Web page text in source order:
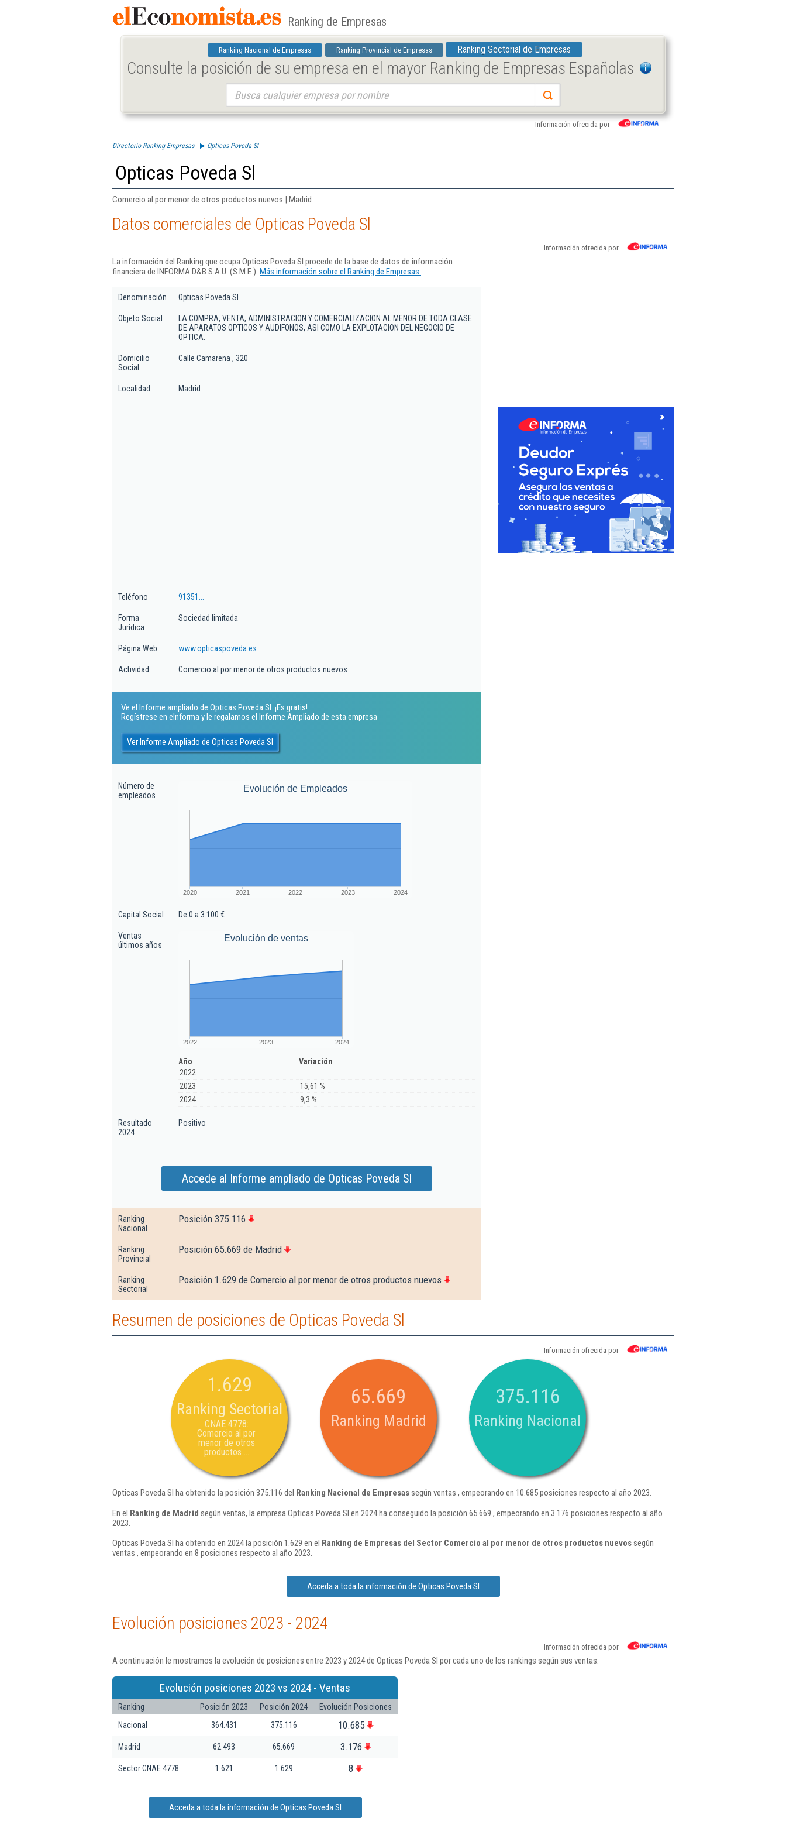
Ranking de Empresas
Ranking Nacional de Empresas Ranking Provincial de Empresas Ranking Sectorial de Empresas
Consulte la posición de su empresa en el mayor Ranking de Empresas Españolas
Información ofrecida por
Directorio Ranking Empresas Opticas Poveda Sl
Opticas Poveda Sl
Comercio al por menor de otros productos nuevos | Madrid
Datos comerciales de Opticas Poveda Sl
Información ofrecida por
La información del Ranking que ocupa Opticas Poveda Sl procede de la base de datos de información
financiera de INFORMA D&B S.A.U. (S.M.E.). Más información sobre el Ranking de Empresas.
Denominación Opticas Poveda Sl
Objeto Social
LA COMPRA, VENTA, ADMINISTRACION Y COMERCIALIZACION AL MENOR DE TODA CLASE
DE APARATOS OPTICOS Y AUDIFONOS, ASI COMO LA EXPLOTACION DEL NEGOCIO DE
OPTICA.
Domicilio
Social
Calle Camarena , 320
Localidad Madrid
Teléfono 91351...
Forma
Jurídica
Sociedad limitada
Página Web www.opticaspoveda.es
Actividad Comercio al por menor de otros productos nuevos
Ve el Informe ampliado de Opticas Poveda Sl. ¡Es gratis!
Regístrese en eInforma y le regalamos el Informe Ampliado de esta empresa
Ver Informe Ampliado de Opticas Poveda Sl
Número de
empleados
Evolución de Empleados
2020 2021 2022 2023 2024
Capital Social De 0 a 3.100 €
Ventas
últimos años
Evolución de ventas
2022 2023 2024
Año
Variación
2022
2023
15,61 %
2024
9,3 %
Resultado
2024
Positivo
Accede al Informe ampliado de Opticas Poveda Sl
Ranking
Nacional
Posición 375.116
Ranking
Provincial
Posición 65.669 de Madrid
Ranking
Sectorial
Posición 1.629 de Comercio al por menor de otros productos nuevos
Resumen de posiciones de Opticas Poveda Sl
Información ofrecida por
1.629
Ranking Sectorial
CNAE 4778:
Comercio al por
menor de otros
productos ...
65.669
Ranking Madrid
375.116
Ranking Nacional
Opticas Poveda Sl ha obtenido la posición 375.116 del Ranking Nacional de Empresassegún ventas , empeorando en 10.685 posiciones respecto al año 2023.
En el Ranking de Madrid según ventas, la empresa Opticas Poveda Sl en 2024 ha conseguido la posición 65.669 , empeorando en 3.176 posiciones respecto al año
2023.
Opticas Poveda Sl ha obtenido en 2024 la posición 1.629 en el Ranking de Empresas del Sector Comercio al por menor de otros productos nuevossegún
ventas , empeorando en 8 posiciones respecto al año 2023.
Acceda a toda la información de Opticas Poveda Sl
Evolución posiciones 2023 - 2024
Información ofrecida por
A continuación le mostramos la evolución de posiciones entre 2023 y 2024 de Opticas Poveda Sl por cada uno de los rankings según sus ventas:
Evolución posiciones 2023 vs 2024 - Ventas
Ranking Posición 2023 Posición 2024
Evolución Posiciones
Nacional
364.431 375.116 10.685
Madrid 62.493 65.669 3.176
Sector CNAE 4778 1.621 1.629 8
Acceda a toda la información de Opticas Poveda Sl